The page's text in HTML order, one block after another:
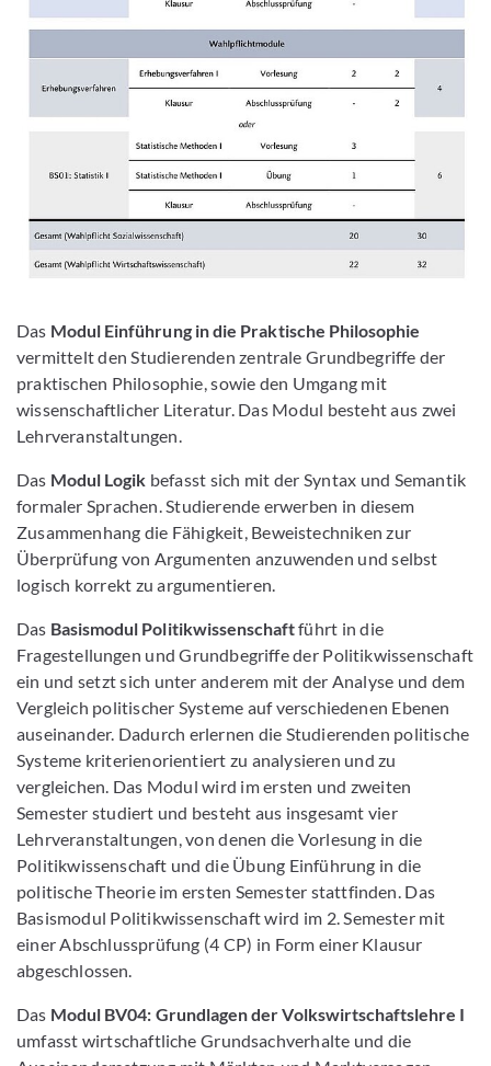
Das Modul Einführung in die Praktische Philosophie
vermittelt den Studierenden zentrale Grundbegriffe der
praktischen Philosophie, sowie den Umgang mit
wissenschaftlicher Literatur. Das Modul besteht aus zwei
Lehrveranstaltungen.
Das Modul Logik befasst sich mit der Syntax und Semantik
formaler Sprachen. Studierende erwerben in diesem
Zusammenhang die Fähigkeit, Beweistechniken zur
Überprüfung von Argumenten anzuwenden und selbst
logisch korrekt zu argumentieren.
Das Basismodul Politikwissenschaftführt in die
Fragestellungen und Grundbegriffe der Politikwissenschaft
ein und setzt sich unter anderem mit der Analyse und dem
Vergleich politischer Systeme auf verschiedenen Ebenen
auseinander. Dadurch erlernen die Studierenden politische
Systeme kriterienorientiert zu analysieren und zu
vergleichen. Das Modul wird im ersten und zweiten
Semester studiert und besteht aus insgesamt vier
Lehrveranstaltungen, von denen die Vorlesung in die
Politikwissenschaft und die Übung Einführung in die
politische Theorie im ersten Semester stattfinden. Das
Basismodul Politikwissenschaft wird im 2. Semester mit
einer Abschlussprüfung (4 CP) in Form einer Klausur
abgeschlossen.
Das Modul BV04: Grundlagen der Volkswirtschaftslehre I
umfasst wirtschaftliche Grundsachverhalte und die